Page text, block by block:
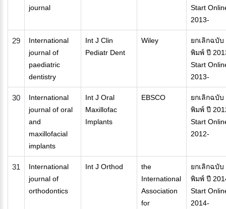
journal
Start
2013-
29
International
journal of
paediatric
dentistry
Int J Clin
Pediatr Dent
Wiley
ยกเลิกฉบับ
พิมพ์ ปี
Start
2013-
30
International
journal of oral
and
maxillofacial
implants
Int J Oral
Maxillofac
Implants
EBSCO
ยกเลิกฉบับ
พิมพ์ ปี
Start
2012-
31
International
journal of
orthodontics
Int J Orthod
the
International
Association
for
ยกเลิกฉบับ
พิมพ์ ปี
Start
2014-